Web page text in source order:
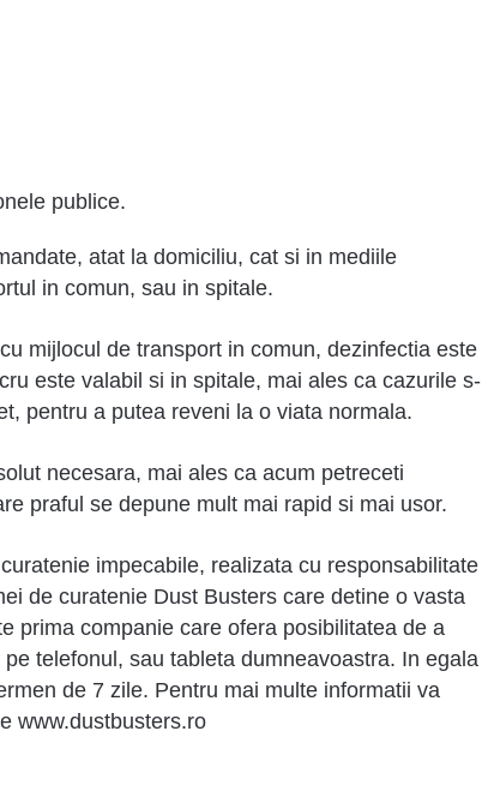
publice.
atat la domiciliu, cat si in mediile
in comun, sau in spitale.
mijlocul de transport in comun, dezinfectia este
este valabil si in spitale, mai ales ca cazurile s-
pentru a putea reveni la o viata normala.
necesara, mai ales ca acum petreceti
praful se depune mult mai rapid si mai usor.
impecabile, realizata cu responsabilitate
de curatenie Dust Busters care detine o vasta
prima companie care ofera posibilitatea de a
telefonul, sau tableta dumneavoastra. In egala
de 7 zile. Pentru mai multe informatii va
www.dustbusters.ro